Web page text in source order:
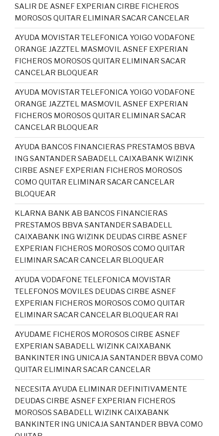
SALIR DE ASNEF EXPERIAN CIRBE FICHEROS
MOROSOS QUITAR ELIMINAR SACAR CANCELAR
AYUDA MOVISTAR TELEFONICA YOIGO VODAFONE
ORANGE JAZZTEL MASMOVIL ASNEF EXPERIAN
FICHEROS MOROSOS QUITAR ELIMINAR SACAR
CANCELAR BLOQUEAR
AYUDA MOVISTAR TELEFONICA YOIGO VODAFONE
ORANGE JAZZTEL MASMOVIL ASNEF EXPERIAN
FICHEROS MOROSOS QUITAR ELIMINAR SACAR
CANCELAR BLOQUEAR
AYUDA BANCOS FINANCIERAS PRESTAMOS BBVA
ING SANTANDER SABADELL CAIXABANK WIZINK
CIRBE ASNEF EXPERIAN FICHEROS MOROSOS
COMO QUITAR ELIMINAR SACAR CANCELAR
BLOQUEAR
KLARNA BANK AB BANCOS FINANCIERAS
PRESTAMOS BBVA SANTANDER SABADELL
CAIXABANK ING WIZINK DEUDAS CIRBE ASNEF
EXPERIAN FICHEROS MOROSOS COMO QUITAR
ELIMINAR SACAR CANCELAR BLOQUEAR
AYUDA VODAFONE TELEFONICA MOVISTAR
TELEFONOS MOVILES DEUDAS CIRBE ASNEF
EXPERIAN FICHEROS MOROSOS COMO QUITAR
ELIMINAR SACAR CANCELAR BLOQUEAR RAI
AYUDAME FICHEROS MOROSOS CIRBE ASNEF
EXPERIAN SABADELL WIZINK CAIXABANK
BANKINTER ING UNICAJA SANTANDER BBVA COMO
QUITAR ELIMINAR SACAR CANCELAR
NECESITA AYUDA ELIMINAR DEFINITIVAMENTE
DEUDAS CIRBE ASNEF EXPERIAN FICHEROS
MOROSOS SABADELL WIZINK CAIXABANK
BANKINTER ING UNICAJA SANTANDER BBVA COMO